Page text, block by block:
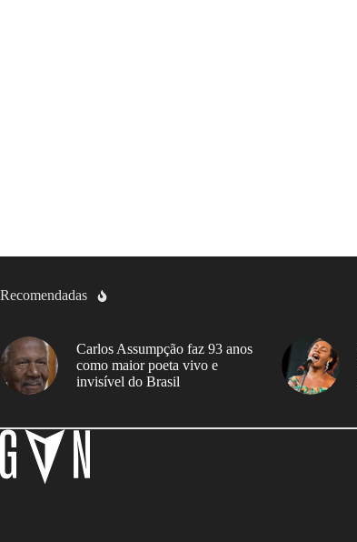
Recomendadas
Carlos Assumpção faz 93 anos
como maior poeta vivo e
invisível do Brasil